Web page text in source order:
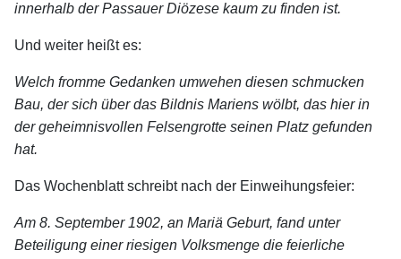
innerhalb der Passauer Diözese kaum zu finden ist.
Und weiter heißt es:
Welch fromme Gedanken umwehen diesen schmucken
Bau, der sich über das Bildnis Mariens wölbt, das hier in
der geheimnisvollen Felsengrotte seinen Platz gefunden
hat.
Das Wochenblatt schreibt nach der Einweihungsfeier:
Am 8. September 1902, an Mariä Geburt, fand unter
Beteiligung einer riesigen Volksmenge die feierliche